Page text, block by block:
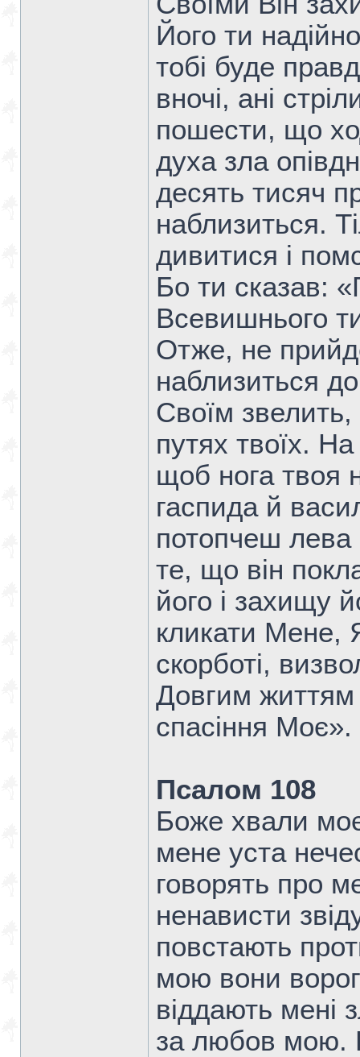
Його ти
тобі буде
вночі, ані
пошести, що
духа зла
десять тисяч
наблизиться.
дивитися і
Бо ти сказав:
Всевишнього
Отже, не
наблизиться
Своїм
путях твоїх.
щоб нога твоя
гаспида й
потопчеш лева
те, що він
його і захищу
кликати Мене,
скорботі,
Довгим
спасіння Моє».
Псалом 108
Боже хвали
мене уста
говорять про
ненависти
повстають
мою вони
віддають мені
за любов мою.